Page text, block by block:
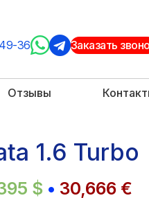
36 Заказать
Отзывы
1.6 Turbo
$ • 30,666 €